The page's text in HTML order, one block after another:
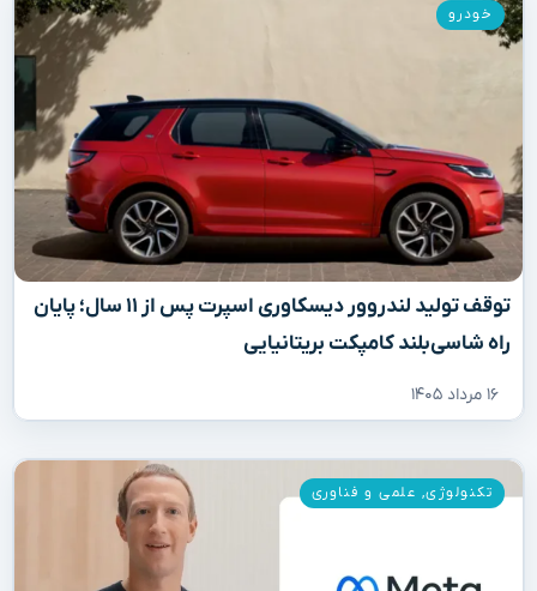
توقف تولید لندروور دیسکاوری اسپرت پس از ۱۱ سال؛ پایان
راه شاسی‌بلند کامپکت بریتانیایی
۱۶ مرداد ۱۴۰۵
خودرو
تکنولوژی, علمی و فناوری